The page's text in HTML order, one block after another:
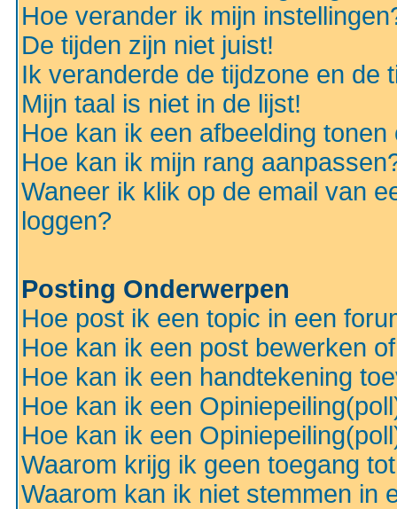
Hoe verander ik mijn
De tijden zijn niet juist!
Ik veranderde de tijdzone en de
Mijn taal is niet in de lijst!
Hoe kan ik een afbeelding
Hoe kan ik mijn rang
Waneer ik klik op de email van
loggen?
Posting Onderwerpen
Hoe post ik een topic in een
Hoe kan ik een post bewerken
Hoe kan ik een handtekening
Hoe kan ik een
Hoe kan ik een
Waarom krijg ik geen toegang
Waarom kan ik niet stemmen in